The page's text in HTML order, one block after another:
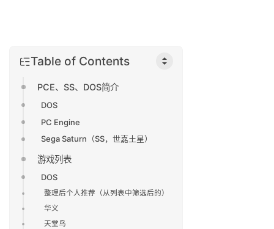
Table of Contents
PCE、SS、DOS简介
DOS
PC Engine
Sega Saturn（SS，世嘉土星）
游戏列表
DOS
整理后个人推荐（从列表中筛选后的）
华义
天堂鸟